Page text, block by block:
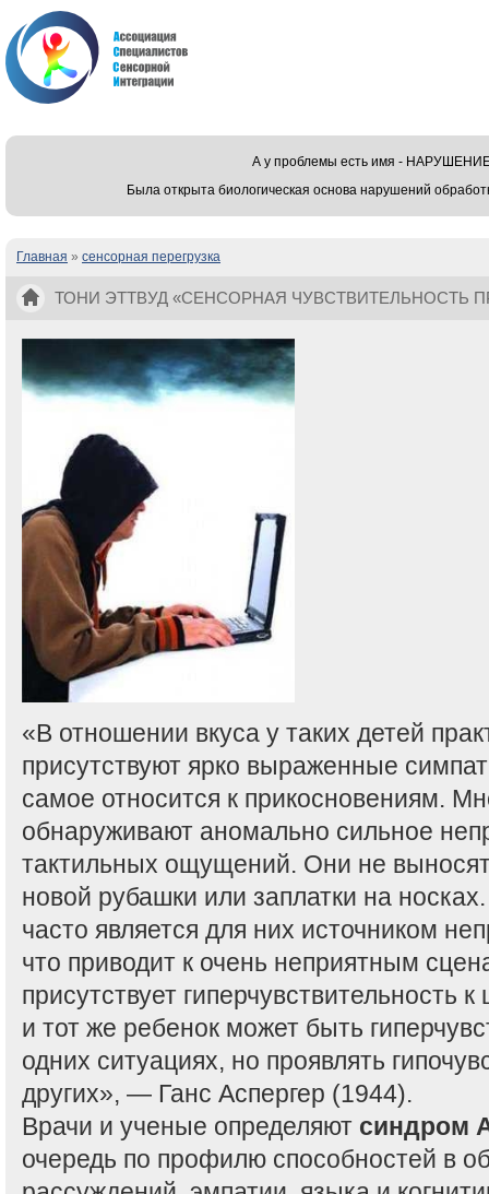
А у проблемы есть имя -
Была открыта биологическая основа нарушений
Вы здесь
Главная » сенсорная перегрузка
ТОНИ ЭТТВУД «СЕНСОРНАЯ ЧУВСТВИТЕЛЬНОСТЬ
«В отношении вкуса у таких детей
присутствуют ярко выраженные
самое относится к прикосновениям.
обнаруживают аномально сильное
тактильных ощущений. Они не
новой рубашки или заплатки на
часто является для них источником
что приводит к очень неприятным
присутствует гиперчувствительность
и тот же ребенок может быть
одних ситуациях, но проявлять
других», — Ганс Аспергер (1944).
Врачи и ученые определяют синдром
очередь по профилю способностей в